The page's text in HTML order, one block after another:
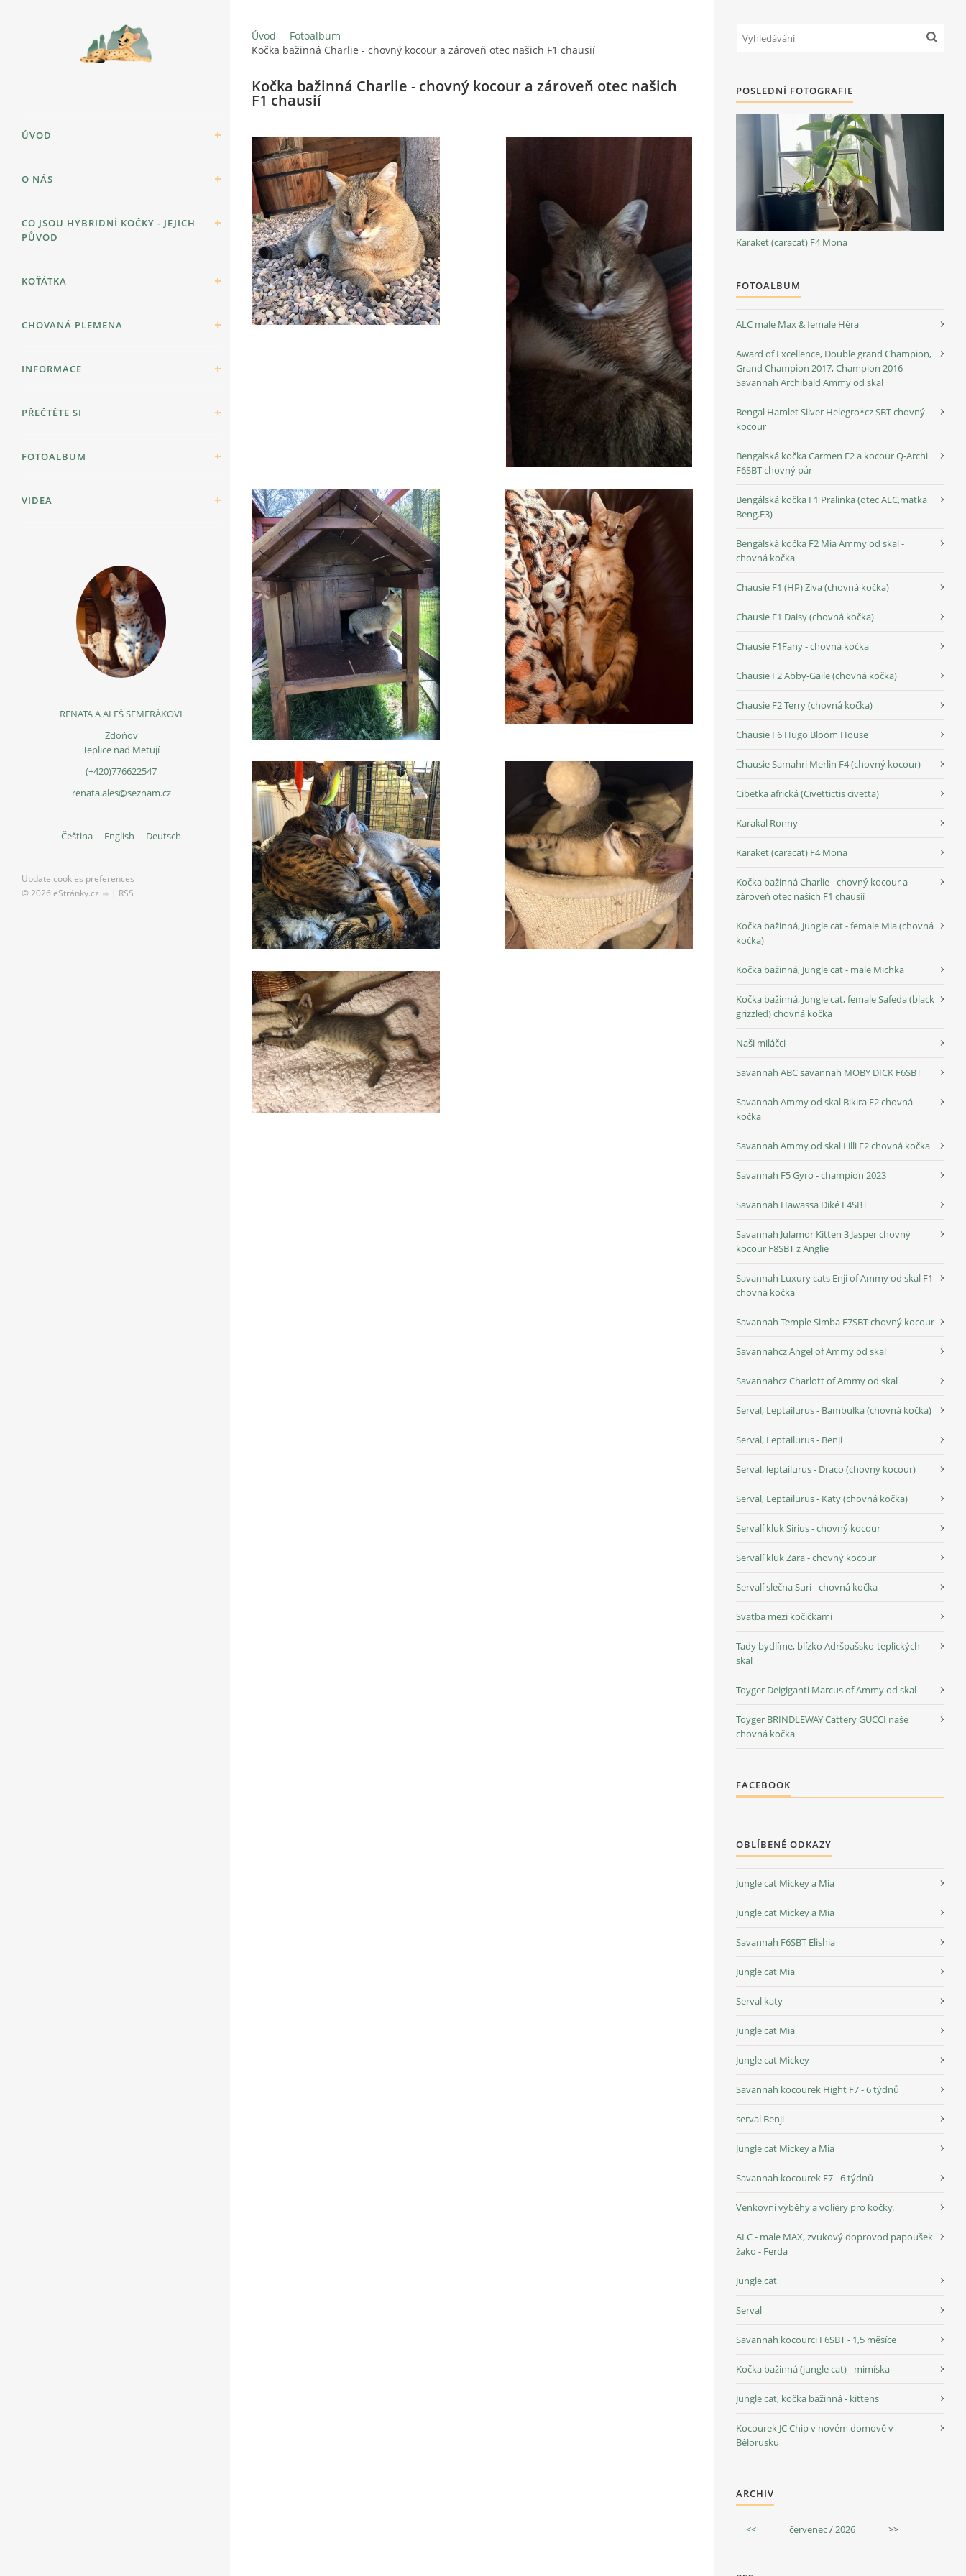
ÚVOD
O NÁS
CO JSOU HYBRIDNÍ KOČKY - JEJICH
PŮVOD
KOŤÁTKA
CHOVANÁ PLEMENA
INFORMACE
PŘEČTĚTE SI
FOTOALBUM
VIDEA
RENATA A ALEŠ SEMERÁKOVI
Zdoňov
Teplice nad Metují
(+420)776622547
renata.ales@seznam.cz
Čeština English Deutsch
Update cookies preferences
© 2026 eStránky.cz
| RSS
Úvod
Fotoalbum
Kočka bažinná Charlie - chovný kocour a zároveň otec našich F1 chausií
Kočka bažinná Charlie - chovný kocour a zároveň otec našich
F1 chausií POSLEDNÍ FOTOGRAFIE
Karaket (caracat) F4 Mona
FOTOALBUM
ALC male Max & female Héra
Award of Excellence, Double grand Champion,
Grand Champion 2017, Champion 2016 -
Savannah Archibald Ammy od skal
Bengal Hamlet Silver Helegro*cz SBT chovný
kocour
Bengalská kočka Carmen F2 a kocour Q-Archi
F6SBT chovný pár
Bengálská kočka F1 Pralinka (otec ALC,matka
Beng.F3)
Bengálská kočka F2 Mia Ammy od skal -
chovná kočka
Chausie F1 (HP) Ziva (chovná kočka)
Chausie F1 Daisy (chovná kočka)
Chausie F1Fany - chovná kočka
Chausie F2 Abby-Gaile (chovná kočka)
Chausie F2 Terry (chovná kočka)
Chausie F6 Hugo Bloom House
Chausie Samahri Merlin F4 (chovný kocour)
Cibetka africká (Civettictis civetta)
Karakal Ronny
Karaket (caracat) F4 Mona
Kočka bažinná Charlie - chovný kocour a
zároveň otec našich F1 chausií
Kočka bažinná, Jungle cat - female Mia (chovná
kočka)
Kočka bažinná, Jungle cat - male Michka
Kočka bažinná, Jungle cat, female Safeda (black
grizzled) chovná kočka
Naši miláčci
Savannah ABC savannah MOBY DICK F6SBT
Savannah Ammy od skal Bikira F2 chovná
kočka
Savannah Ammy od skal Lilli F2 chovná kočka
Savannah F5 Gyro - champion 2023
Savannah Hawassa Diké F4SBT
Savannah Julamor Kitten 3 Jasper chovný
kocour F8SBT z Anglie
Savannah Luxury cats Enji of Ammy od skal F1
chovná kočka
Savannah Temple Simba F7SBT chovný kocour
Savannahcz Angel of Ammy od skal
Savannahcz Charlott of Ammy od skal
Serval, Leptailurus - Bambulka (chovná kočka)
Serval, Leptailurus - Benji
Serval, leptailurus - Draco (chovný kocour)
Serval, Leptailurus - Katy (chovná kočka)
Servalí kluk Sirius - chovný kocour
Servalí kluk Zara - chovný kocour
Servalí slečna Suri - chovná kočka
Svatba mezi kočičkami
Tady bydlíme, blízko Adršpašsko-teplických
skal
Toyger Deigiganti Marcus of Ammy od skal
Toyger BRINDLEWAY Cattery GUCCI naše
chovná kočka
FACEBOOK
OBLÍBENÉ ODKAZY
Jungle cat Mickey a Mia
Jungle cat Mickey a Mia
Savannah F6SBT Elishia
Jungle cat Mia
Serval katy
Jungle cat Mia
Jungle cat Mickey
Savannah kocourek Hight F7 - 6 týdnů
serval Benji
Jungle cat Mickey a Mia
Savannah kocourek F7 - 6 týdnů
Venkovní výběhy a voliéry pro kočky.
ALC - male MAX, zvukový doprovod papoušek
žako - Ferda
Jungle cat
Serval
Savannah kocourci F6SBT - 1,5 měsíce
Kočka bažinná (jungle cat) - mimíska
Jungle cat, kočka bažinná - kittens
Kocourek JC Chip v novém domově v
Bělorusku
ARCHIV
<< červenec/2026 >>